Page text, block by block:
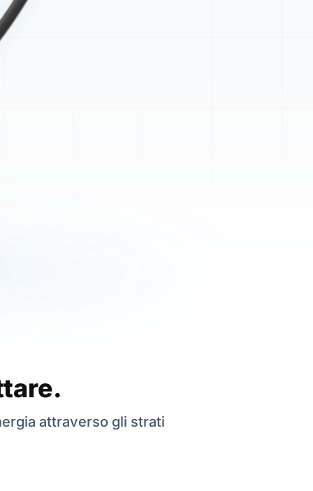
attraverso gli strati